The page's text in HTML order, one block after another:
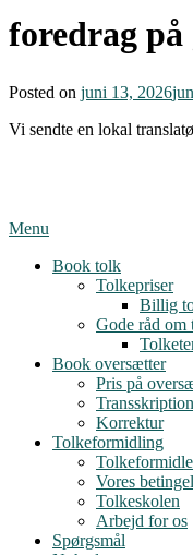
foredrag på
Posted on juni 13, 2026
Vi sendte en lokal
Menu
Book tolk
Tolkepriser
Billig
Gode råd om
Book oversætter
Pris på
Korrektur
Tolkeformidling
Vores
Tolkeskolen
Arbejd for os
Spørgsmål